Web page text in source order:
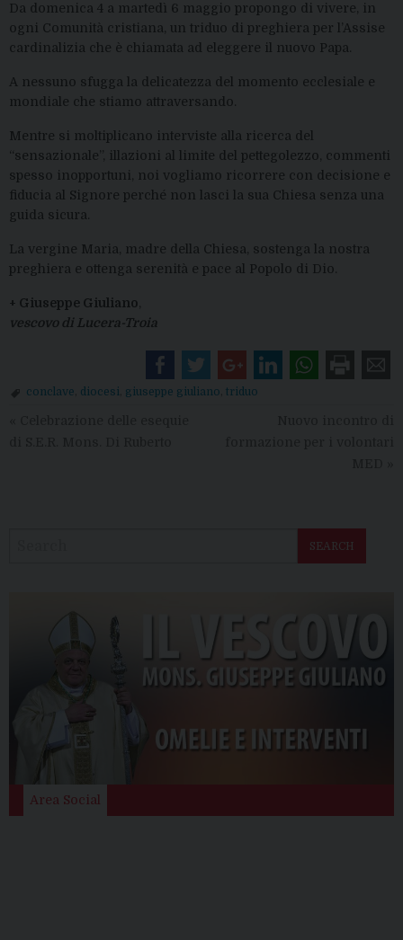
Da domenica 4 a martedì 6 maggio propongo di vivere , in
ogni Comunità cristiana, un triduo di preghiera per l’Assise
cardinalizia che è chiamata ad eleggere i nuovo Papa
A nessuno sfugga la delicatezza del momento ecclesiale e
mondiale che stiamo attraversando.
Mentre si moltiplicano interviste alla ricerca del
“sensazionale”, illazioni al limite del pettegolezzo, commenti
spesso inopportuni, noi vogliamo ricorrere con decisione e
fiducia al Signore perché non lasci la sua Chiesa senza una
guida sicura.
La vergine Maria, madre d el
la Chiesa, sostenga la nostra
preghiera e ottenga serenità e pace al Popolo di Dio.
+ Giuseppe Giuliano
vescovo di Lucera-Troia
conclave diocesi giuseppe giuliano triduo
SEARCH
Area Social